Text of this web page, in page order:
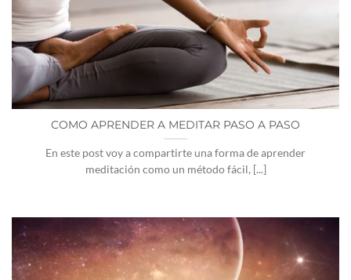
COMO APRENDER A MEDITAR PASO A PASO
En este post voy a compartirte una forma de aprender
meditación como un método fácil, [...]